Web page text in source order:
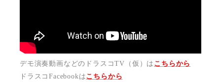
デモ演奏動画などのドラスコTV（仮）は こちらから
ドラスコFacebookはこちらから